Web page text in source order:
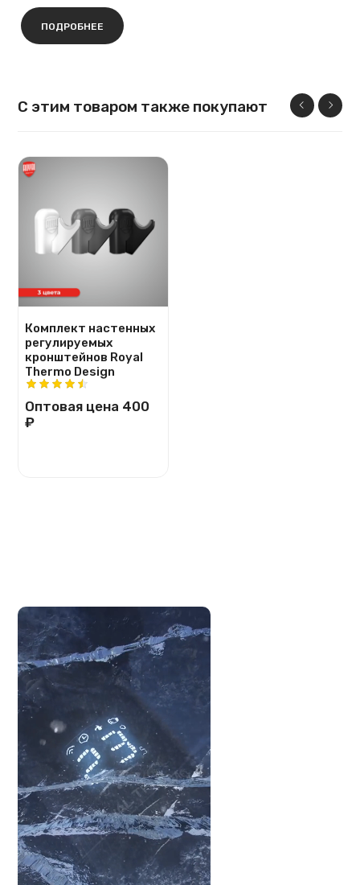
ПОДРОБНЕЕ
С этим товаром также покупают
Комплект настенных
регулируемых
кронштейнов Royal
Thermo Design
Оптовая цена 400
₽